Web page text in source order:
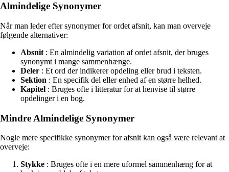
Almindelige Synonymer
Når man leder efter synonymer for ordet afsnit, kan man overveje
følgende alternativer:
Absnit : En almindelig variation af ordet afsnit, der bruges
synonymt i mange sammenhænge.
Deler : Et ord der indikerer opdeling eller brud i teksten.
Sektion : En specifik del eller enhed af en større helhed.
Kapitel : Bruges ofte i litteratur for at henvise til større
opdelinger i en bog.
Mindre Almindelige Synonymer
Nogle mere specifikke synonymer for afsnit kan også være relevant at
overveje:
Stykke : Bruges ofte i en mere uformel sammenhæng for at